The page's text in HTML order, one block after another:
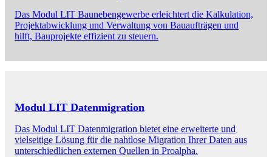
Das Modul LIT Baunebengewerbe erleichtert die Kalkulation,
Projektabwicklung und Verwaltung von Bauaufträgen und
hilft, Bauprojekte effizient zu steuern.
Modul LIT Datenmigration
Das Modul LIT Datenmigration bietet eine erweiterte und
vielseitige Lösung für die nahtlose Migration Ihrer Daten aus
unterschiedlichen externen Quellen in Proalpha.